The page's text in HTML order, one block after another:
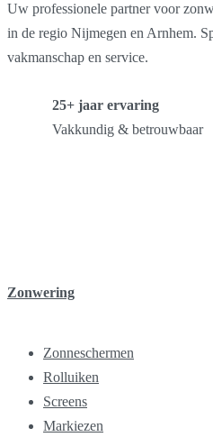
Uw professionele partner voor
in de regio Nijmegen en Arnhem.
vakmanschap en service.
25+ jaar ervaring
Vakkundig & betrouwbaar
Zonwering
Zonneschermen
Rolluiken
Screens
Markiezen